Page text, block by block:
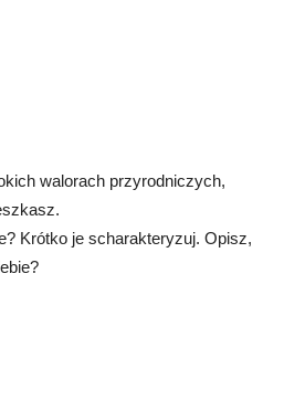
walorach przyrodniczych,
Krótko je scharakteryzuj. Opisz,